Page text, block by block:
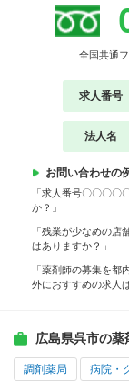
全国共通
求人番号
法人名
お問い合わせの
「求人番号〇〇〇
か？」
「残業が少なめの
はありますか？」
「薬剤師の募集を都
外におすすめの求人
広島県呉市の
調剤薬局 病院・